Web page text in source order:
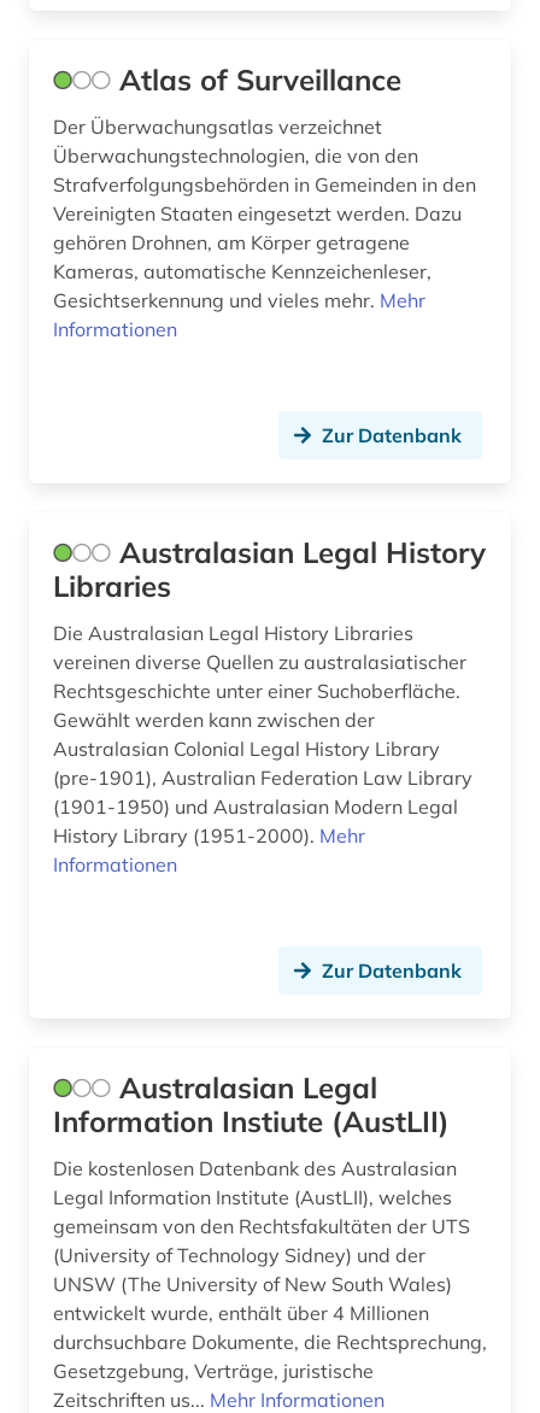
geschichte <1500 - 1800> (1)
geschlechterforschung (1)
geschmacksmuster (3)
geschmacksmusterrecherche (2)
geschmacksmusterrecht (1)
gesetz gegen den unlauteren wettbewerb (1)
gesetzblatt (3)
gesetze (7)
gesetzentwurf (1)
gesetzeskommentare (1)
gesetzessammlung (1)
gesetzestext (1)
gesetzestexte (2)
gesetzgebungsverfahren (1)
gesetzsammlung (1)
gesundheitsrecht (1)
gewalt (2)
gewerbliche schutzrechte (5)
gewerblicher rechtsschutz (6)
gottfried wilhelm leibniz (1)
graue literatur (2)
großbritannien (6)
Atlas of Surveillance
Der Überwachungsatlas verzeichnet
Überwachungstechnologien, die von den
Strafverfolgungsbehörden in Gemeinden in den
Vereinigten Staaten eingesetzt werden. Dazu
gehören Drohnen, am Körper getragene
Kameras, automatische Kennzeichenleser,
Gesichtserkennung und vieles mehr. Mehr
Informationen
Zur Datenbank
Australasian Legal History
Libraries
Die Australasian Legal History Libraries
vereinen diverse Quellen zu australasiatischer
Rechtsgeschichte unter einer Suchoberfläche.
Gewählt werden kann zwischen der
Australasian Colonial Legal History Library
(pre-1901), Australian Federation Law Library
(1901-1950) und Australasian Modern Legal
History Library (1951-2000). Mehr
Informationen
Zur Datenbank
Australasian Legal
Information Instiute (AustLII)
Die kostenlosen Datenbank des Australasian
Legal Information Institute (AustLII), welches
gemeinsam von den Rechtsfakultäten der UTS
(University of Technology Sidney) und der
UNSW (The University of New South Wales)
entwickelt wurde, enthält über 4 Millionen
durchsuchbare Dokumente, die Rechtsprechung,
Gesetzgebung, Verträge, juristische
Zeitschriften us... Mehr Informationen